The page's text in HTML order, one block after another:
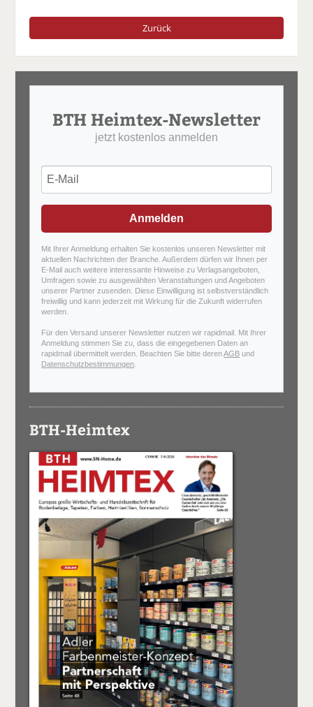
Zurück
BTH Heimtex-Newsletter
jetzt kostenlos anmelden
Anmelden
Mit Ihrer Anmeldung erhalten Sie kostenlos unseren Newsletter mit
aktuellen Nachrichten der Branche. Außerdem dürfen wir Ihnen per
E-Mail auch weitere interessante Hinweise zu Verlagsangeboten,
Umfragen sowie zu ausgewählten Veranstaltungen und Angeboten
unserer Partner zusenden. Diese Einwilligung ist selbstverständlich
freiwillig und kann jederzeit mit Wirkung für die Zukunft widerrufen
werden.
Für den Versand unserer Newsletter nutzen wir rapidmail. Mit Ihrer
Anmeldung stimmen Sie zu, dass die eingegebenen Daten an
rapidmail übermittelt werden. Beachten Sie bitte derenAGB und
Datenschutzbestimmungen
BTH-Heimtex